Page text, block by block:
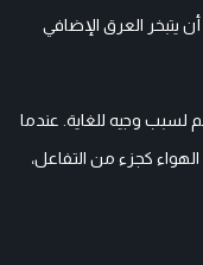
يتبخر العرق الإضافي
لسبب وجيه للغاية. عندما
كجزء من التفاعل،